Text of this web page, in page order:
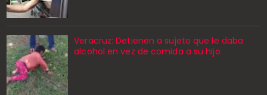
Veracruz: Detienen a sujeto que le daba
alcohol en vez de comida a su hijo